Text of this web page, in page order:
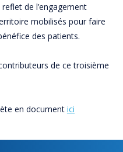
de l’engagement
mobilisés pour faire
des patients.
de ce troisième
en document ici